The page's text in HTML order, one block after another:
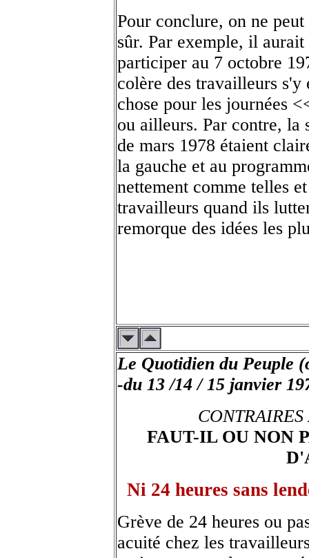
Pour conclure, on ne
sûr. Par exemple, il
participer au 7 octobre
colère des travailleurs
chose pour les journées
ou ailleurs. Par contre, la
de mars 1978 étaient
la gauche et au
nettement comme telles
travailleurs quand ils
remorque des idées les
Le Quotidien du Peuple
-du 13 /14 / 15 janvier
FAUT-IL OU NON
Ni 24 heures sans
Grève de 24 heures ou
acuité chez les